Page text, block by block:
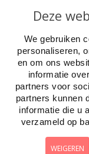
Deze
We gebruiken
personaliseren,
en om ons
informatie
partners voor
partners kunnen
informatie die u
verzameld op
WEIGEREN